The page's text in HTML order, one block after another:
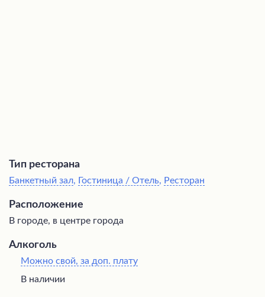
Тип ресторана
Банкетный зал, Гостиница / Отель, Ресторан
Расположение
В городе, в центре города
Алкоголь
Можно свой, за доп. плату
В наличии